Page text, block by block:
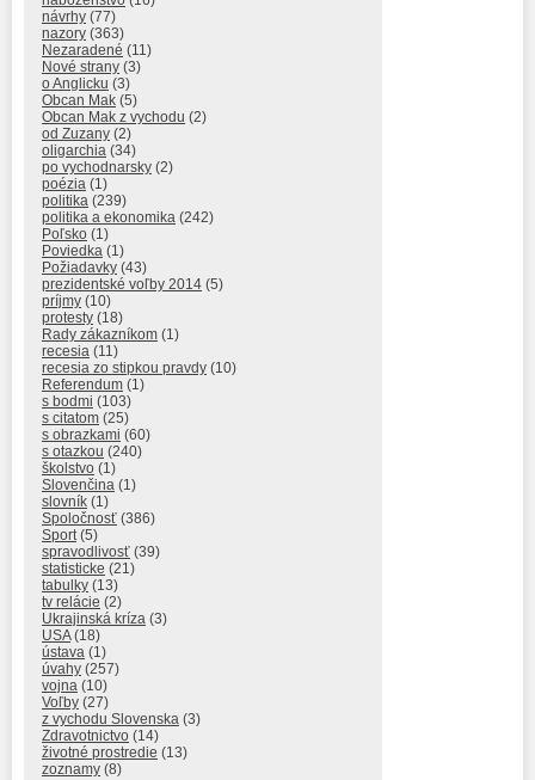
návrhy (77)
nazory (363)
Nezaradené (11)
Nové strany (3)
o Anglicku (3)
Obcan Mak (5)
Obcan Mak z vychodu (2)
od Zuzany (2)
oligarchia (34)
po vychodnarsky (2)
poézia (1)
politika (239)
politika a ekonomika (242)
Poľsko (1)
Poviedka (1)
Požiadavky (43)
prezidentské voľby 2014 (5)
príjmy (10)
protesty (18)
Rady zákazníkom (1)
recesia (11)
recesia zo stipkou pravdy (10)
Referendum (1)
s bodmi (103)
s citatom (25)
s obrazkami (60)
s otazkou (240)
školstvo (1)
Slovenčina (1)
slovník (1)
Spoločnosť (386)
Sport(5)
spravodlivosť (39)
statisticke (21)
tabulky (13)
tv relácie (2)
Ukrajinská kríza (3)
USA(18)
ústava (1)
úvahy (257)
vojna (10)
Voľby (27)
z vychodu Slovenska (3)
Zdravotnictvo (14)
životné prostredie (13)
zoznamy (8)